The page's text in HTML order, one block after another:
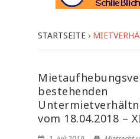
STARTSEITE ›
bestehenden
vom 18.04.2018 –